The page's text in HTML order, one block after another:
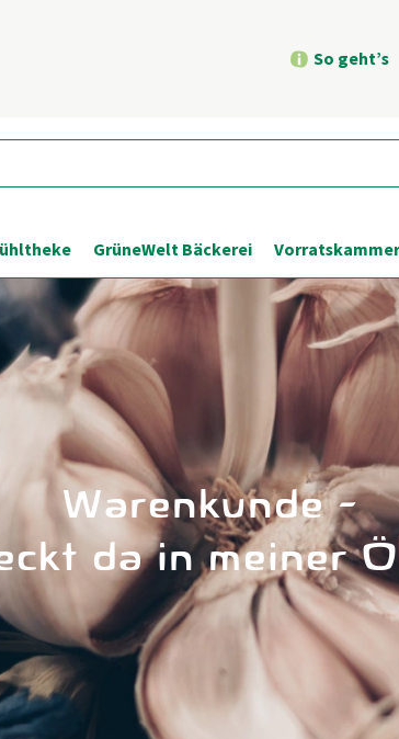
So geht’s
GrüneWelt Bäckerei Vorratskammer
Warenkunde -
da in meiner